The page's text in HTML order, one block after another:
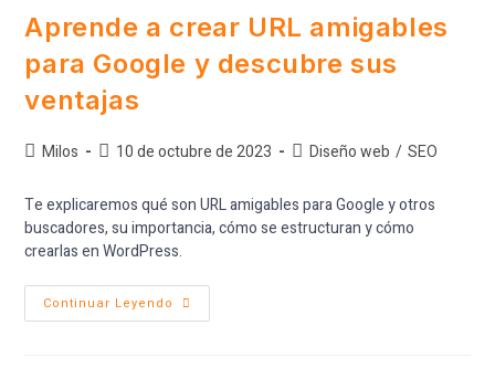
Aprende a crear URL amigables
para Google y descubre sus
ventajas
Milos 10 de octubre de 2023 Diseño web / SEO
Te explicaremos qué son URL amigables para Google y otros
buscadores, su importancia, cómo se estructuran y cómo
crearlas en WordPress.
Continuar Leyendo